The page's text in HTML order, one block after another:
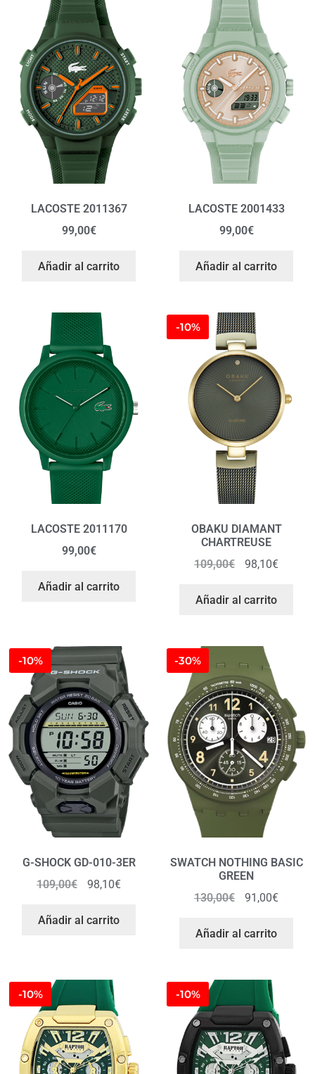
LACOSTE 2011367
99,00€
Añadir al carrito
LACOSTE 2001433
99,00€
Añadir al carrito
LACOSTE 2011170
99,00€
Añadir al carrito
-10%
OBAKU DIAMANT
CHARTREUSE
109,00€ 98,10€
Añadir al carrito
-10%
G-SHOCK GD-010-3ER
109,00€ 98,10€
Añadir al carrito
-30%
SWATCH NOTHING BASIC
GREEN
130,00€ 91,00€
Añadir al carrito
-10% -10%